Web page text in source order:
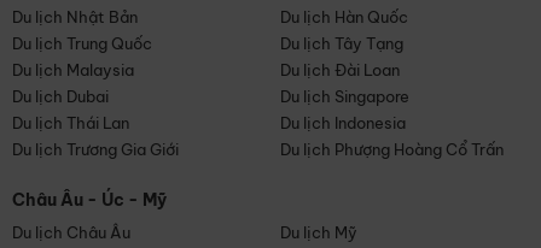
Du lịch Nhật Bản
Du lịch Hàn Quốc
Du lịch Trung Quốc
Du lịch Tây Tạng
Du lịch Malaysia
Du lịch Đài Loan
Du lịch Dubai
Du lịch Singapore
Du lịch Thái Lan
Du lịch Indonesia
Du lịch Trương Gia Giới
Du lịch Phượng Hoàng Cổ Trấn
Châu Âu - Úc - Mỹ
Du lịch Châu Âu
Du lịch Mỹ